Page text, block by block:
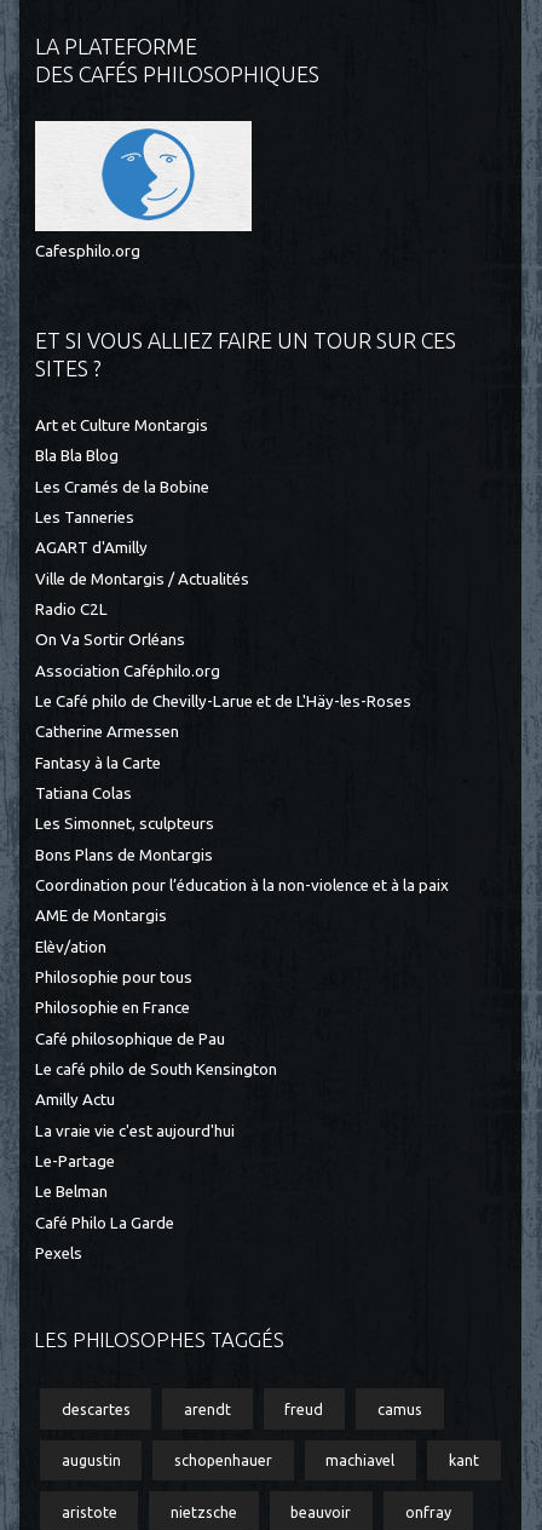
LA PLATEFORME
DES CAFÉS PHILOSOPHIQUES
Cafesphilo.org
ET SI VOUS ALLIEZ FAIRE UN TOUR SUR CES
SITES ?
Art et Culture Montargis
Bla Bla Blog
Les Cramés de la Bobine
Les Tanneries
AGART d'Amilly
Ville de Montargis / Actualités
Radio C2L
On Va Sortir Orléans
Association Caféphilo.org
Le Café philo de Chevilly-Larue et de L'Häy-les-Roses
Catherine Armessen
Fantasy à la Carte
Tatiana Colas
Les Simonnet, sculpteurs
Bons Plans de Montargis
Coordination pour l’éducation à la non-violence et à la paix
AME de Montargis
Elèv/ation
Philosophie pour tous
Philosophie en France
Café philosophique de Pau
Le café philo de South Kensington
Amilly Actu
La vraie vie c'est aujourd'hui
Le-Partage
Le Belman
Café Philo La Garde
Pexels
LES PHILOSOPHES TAGGÉS
descartes arendt freud camus
augustin schopenhauer machiavel kant
aristote nietzsche beauvoir onfray